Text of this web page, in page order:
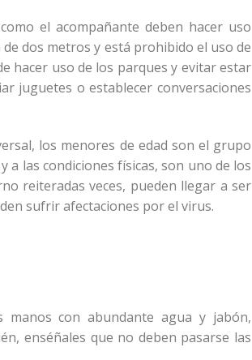
el acompañante deben hacer uso
dos metros y está prohibido el uso de
hacer uso de los parques y evitar estar
juguetes o establecer conversaciones
los menores de edad son el grupo
a las condiciones físicas, son uno de los
reiteradas veces, pueden llegar a ser
sufrir afectaciones por el virus.
con abundante agua y jabón,
enséñales que no deben pasarse las